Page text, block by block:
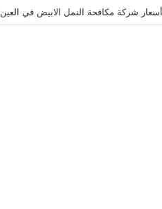
أسعار شركة مكافحة النمل الابيض في العين 2026